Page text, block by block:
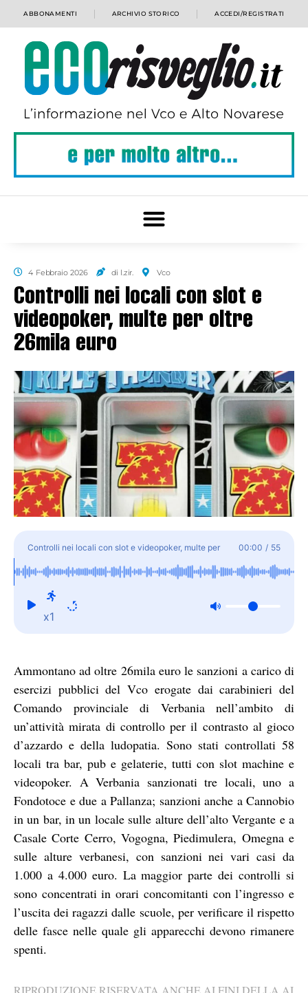
ABBONAMENTI ARCHIVIO STORICO ACCEDI/REGISTRATI
4 Febbraio 2026 di l.zir. Vco
Controlli nei locali con slot e
videopoker, multe per oltre
26mila euro
Controlli nei locali con slot e videopoker, multe per
oltre 26mila euro
00:00 / 55
x1
Ammontano ad oltre 26mila euro le sanzioni a carico di
esercizi pubblici del Vco erogate dai carabinieri del
Comando provinciale di Verbania nell’ambito di
un’attività mirata di controllo per il contrasto al gioco
d’azzardo e della ludopatia. Sono stati controllati 58
locali tra bar, pub e gelaterie, tutti con slot machine e
videopoker. A Verbania sanzionati tre locali, uno a
Fondotoce e due a Pallanza; sanzioni anche a Cannobio
in un bar, in un locale sulle alture dell’alto Vergante e a
Casale Corte Cerro, Vogogna, Piedimulera, Omegna e
sulle alture verbanesi, con sanzioni nei vari casi da
1.000 a 4.000 euro. La maggior parte dei controlli si
sono concentrati in orari concomitanti con l’ingresso e
l’uscita dei ragazzi dalle scuole, per verificare il rispetto
delle fasce nelle quale gli apparecchi devono rimanere
spenti.